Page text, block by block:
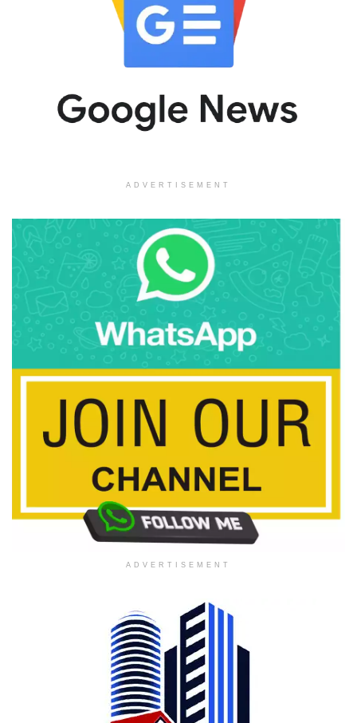
ADVERTISEMENT
ADVERTISEMENT